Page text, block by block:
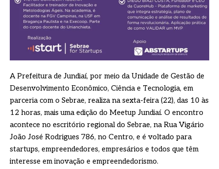
A Prefeitura de Jundiaí, por meio da Unidade de Gestão de
Desenvolvimento Econômico, Ciência e Tecnologia, em
parceria com o Sebrae, realiza na sexta-feira (22), das 10 às
12 horas, mais uma edição do Meetup Jundiaí. O encontro
acontece no escritório regional do Sebrae, na Rua Vigário
João José Rodrigues 786, no Centro, e é voltado para
startups, empreendedores, empresários e todos que têm
interesse em inovação e empreendedorismo.